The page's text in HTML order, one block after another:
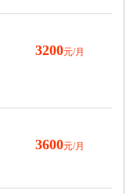
3200元/月
3600元/月